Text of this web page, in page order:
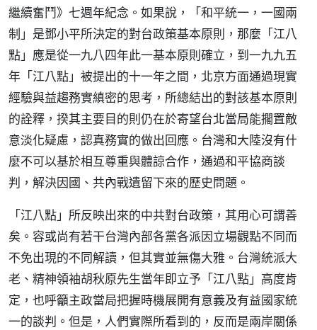
繼續奮鬥》七週年紀念。如果說，「和平統一，一國兩
制」是鄧小平所決定的對台政策基本原則，那麼「江八
點」應是從一九八四年此一基本原則確立，到一九九五
年「江八點」被提出的十一年之間，北京方面通過現實
經驗與益趨務實縝密的思考，所總結出的對該基本原則
的詮釋，揆其主要目的則仍在於寄望台北當局能擱置敵
意淡化疑慮，認真務實的做出回應。台灣和大陸沒有什
麼不可以基於相互尊重與體諒合作，通過和平協商談
判，解決因國、共內戰遺留下來的歷史問題。
「江八點」所反映出來的中共對台政策，其用心可謂善
矣。容或尚有若干台灣內部各黨各派因立場觀點不同而
不免出現的不同解讀，但其實並無傷大雅。台灣統派大
老、精神領袖胡秋原先生當年即立予「江八點」高度肯
定，也呼籲主政當局把握時機展開有意義及有益國家統
一的談判。但是，人們實際所看到的，反而是兩岸關係